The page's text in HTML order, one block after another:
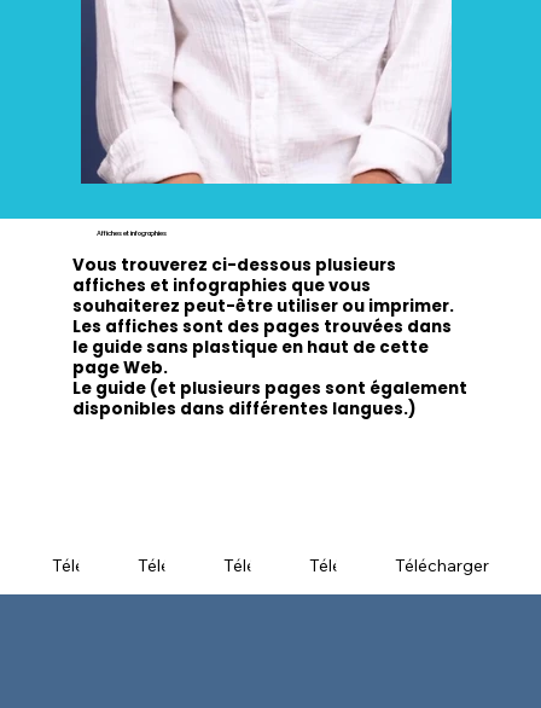
Affiches et infographies
Vous trouverez ci-dessous plusieurs
affiches et infographies que vous
souhaiterez peut-être utiliser ou imprimer.
Les affiches sont des pages trouvées dans
le guide sans plastique en haut de cette
page Web.
Le guide (et plusieurs pages sont également
disponibles dans différentes langues.)
TéléchargerTéléchargerTéléchargerTéléchargerTélécharger